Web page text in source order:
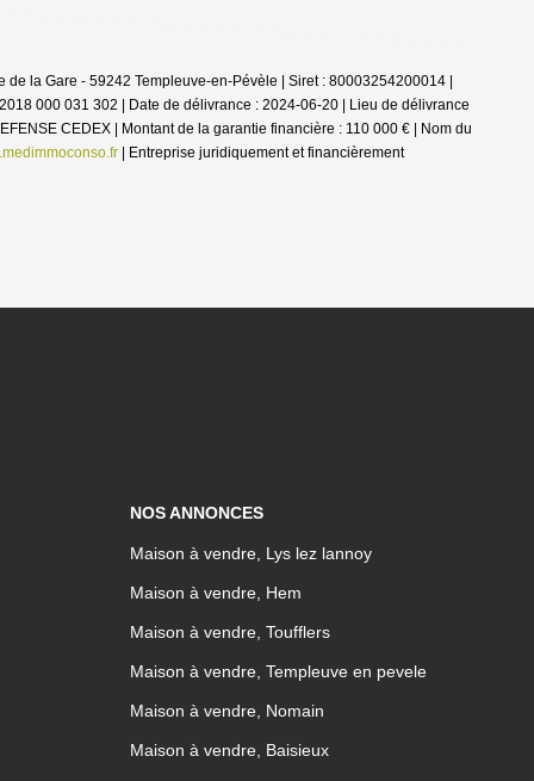
la Gare - 59242 Templeuve-en-Pévèle | Siret : 80003254200014 |
000 031 302 | Date de délivrance : 2024-06-20 | Lieu de délivrance
CEDEX | Montant de la garantie financière : 110 000 € | Nom du
Entreprise juridiquement et financièrement
NOS ANNONCES
Maison à vendre, Lys lez lannoy
Maison à vendre, Hem
Maison à vendre, Toufflers
Maison à vendre, Templeuve en pevele
Maison à vendre, Nomain
Maison à vendre, Baisieux